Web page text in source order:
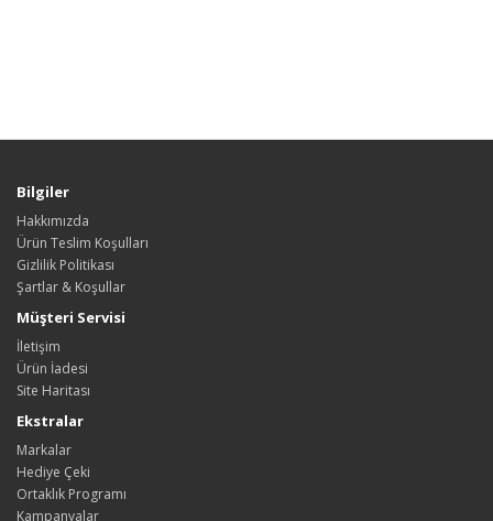
Bilgiler
Hakkımızda
Ürün Teslim Koşulları
Gizlilik Politikası
Şartlar & Koşullar
Müşteri Servisi
İletişim
Ürün İadesi
Site Haritası
Ekstralar
Markalar
Hediye Çeki
Ortaklık Programı
Kampanyalar